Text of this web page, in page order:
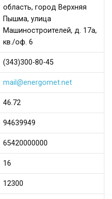
область, город Верхняя
Пышма, улица
Машиностроителей, д. 17а,
кв./оф. 6
(343)300-80-45
mail@energomet.net
46.72
94639949
65420000000
16
12300